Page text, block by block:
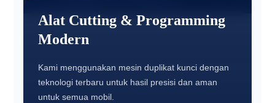
Alat Cutting & Programming
Modern
Kami menggunakan mesin duplikat kunci dengan
teknologi terbaru untuk hasil presisi dan aman
untuk semua mobil.